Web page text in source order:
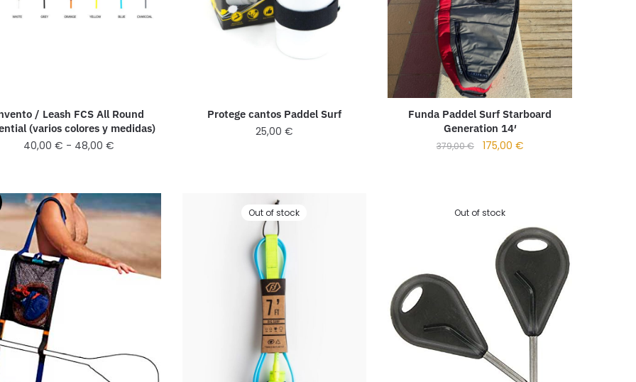
/ Leash FCS All Round
(varios colores y medidas)
40,00 € - 48,00 €
Protege cantos Paddel Surf
25,00 €
Funda Paddel Surf Starboard
Generation 14′
379,00€ 175,00 €
Out of stock Out of stock